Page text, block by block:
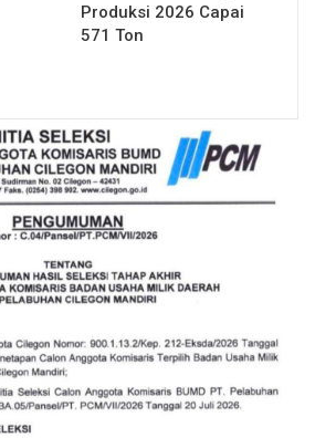
Produksi 2026 Capai
571 Ton